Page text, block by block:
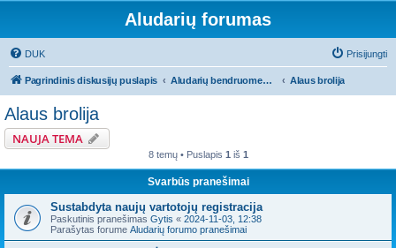
Aludarių forumas
DUK Prisijungti
Pagrindinis diskusijų puslapis Aludarių bendruomeniniai reikalai Alaus brolija
Alaus brolija
NAUJA TEMA
8 temų • Puslapis 1 iš 1
Svarbūs pranešimai
Sustabdyta naujų vartotojų registracija
Paskutinis pranešimas Gytis « 2024-11-03, 12:38
Parašytas forume Aludarių forumo pranešimai